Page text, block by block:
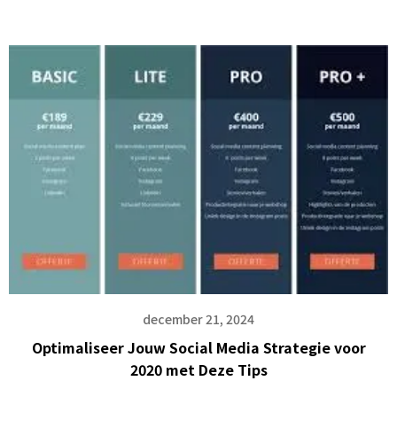
december 21, 2024
Optimaliseer Jouw Social Media Strategie voor
2020 met Deze Tips